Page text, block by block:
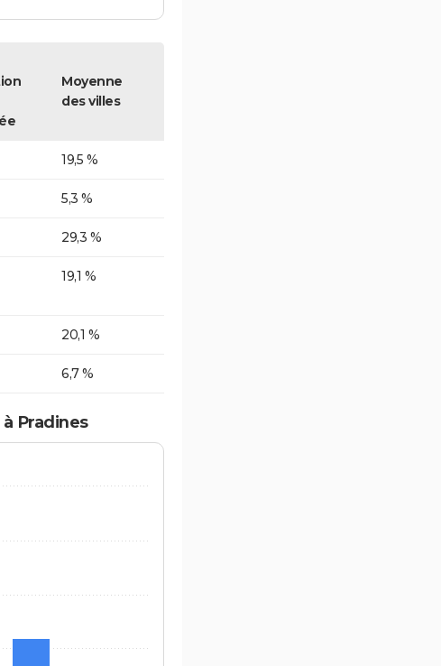
Moyenne
des villes
19,5 %
5,3 %
29,3 %
19,1 %
20,1 %
6,7 %
Pradines